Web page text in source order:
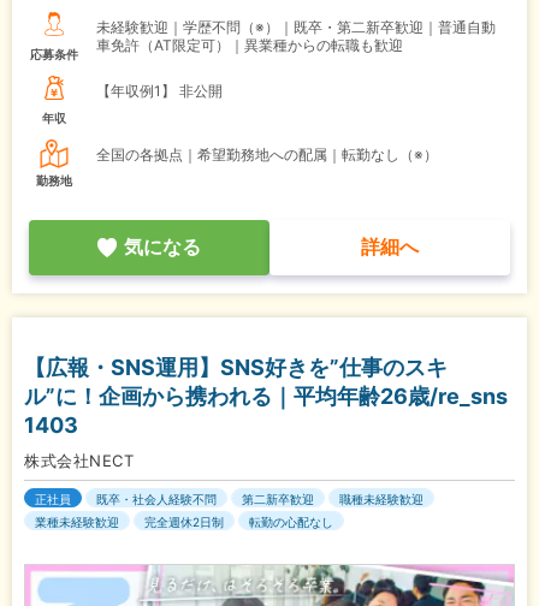
応募条件
未経験歓迎｜学歴不問（※）｜既卒・第二新卒歓迎｜普通自動
車免許（AT限定可）｜異業種からの転職も歓迎
年収
【年収例1】 非公開
勤務地
全国の各拠点｜希望勤務地への配属｜転勤なし（※）
気になる 詳細へ
【広報・SNS運用】SNS好きを”仕事のスキ
ル”に！企画から携われる｜平均年齢26歳/re_sns
1403
株式会社NECT
正社員 既卒・社会人経験不問 第二新卒歓迎
職種未経験歓迎
業種未経験歓迎
完全週休2日制 転勤の心配なし